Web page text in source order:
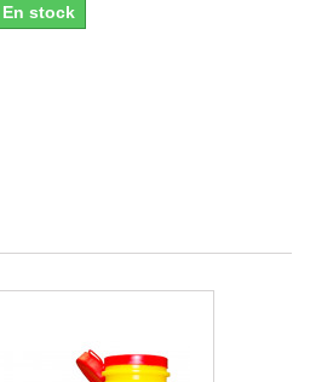
En stock